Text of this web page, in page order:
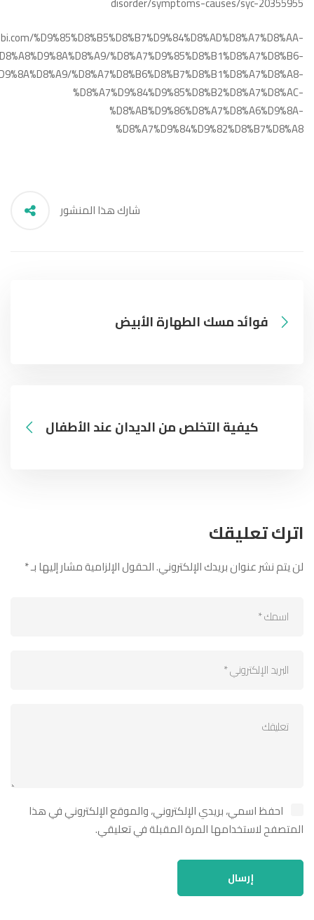
%D9%85%D8%B5%D8%B7%D9%84%D8%AD%D8%A7%D8%AA-
%D8%A7%D9%85%D8%B1%D8%A7%D8%B6-
%D8%A7%D8%B6%D8%B7%D8%B1%D8%A7%D8%A8-
%D8%A7%D9%84%D9%85%D8%B2%D8%A7%D8%AC-
%D8%AB%D9%86%D8%A7%D8%A6%D9%8A-
%D8%A7%D9%84%D9%82%D8%B7%D8%A8
شارك هذا المنشور
فوائد مسك الطهارة الأبيض
كيفية التخلص من الديدان عند الأطفال
اترك تعليقك
لن يتم نشر عنوان بريدك الإلكتروني.الحقول الإلزامية مشار إليها بـ*
احفظ اسمي، بريدي الإلكتروني، والموقع الإلكتروني في هذا
المتصفح لاستخدامها المرة المقبلة في تعليقي.